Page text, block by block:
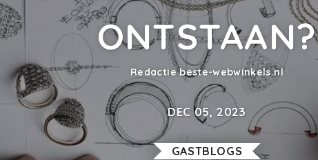
ONTSTAAN?
Redactie beste-webwinkels.nl
DEC 05, 2023
GASTBLOGS